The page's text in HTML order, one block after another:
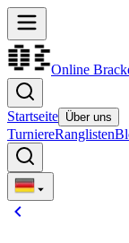
Online
Startseite Über uns
TurniereRanglisten